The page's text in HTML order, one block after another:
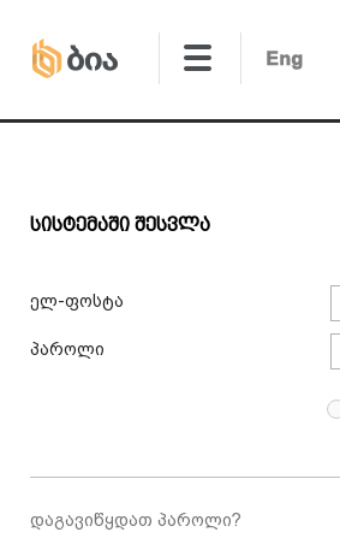
Სისტემაში Შესვლა
ელ-ფოსტა
პაროლი
დაგავიწყდათ პაროლი?